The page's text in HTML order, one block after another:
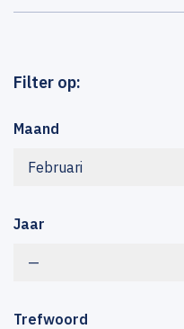
Filter op:
Maand
Februari
Jaar
—
Trefwoord